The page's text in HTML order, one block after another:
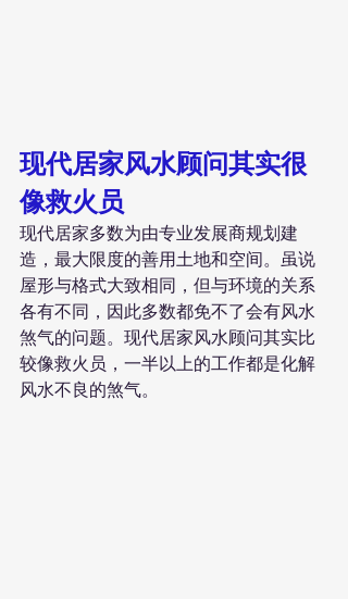
现代居家风水顾问其实很
像救火员
现代居家多数为由专业发展商规划建
造，最大限度的善用土地和空间。虽说
屋形与格式大致相同，但与环境的关系
各有不同，因此多数都免不了会有风水
煞气的问题。现代居家风水顾问其实比
较像救火员，一半以上的工作都是化解
风水不良的煞气。